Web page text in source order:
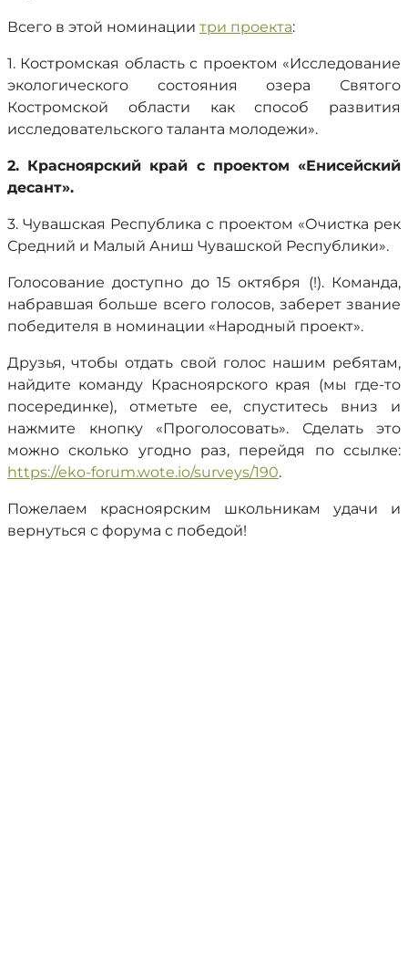
Всего в этой номинации три проекта:
1. Костромская область с проектом «Исследование
экологического состояния озера Святого
Костромской области как способ развития
исследовательского таланта молодежи».
2. Красноярский край с проектом «Енисейский
десант».
3. Чувашская Республика с проектом «Очистка рек
Средний и Малый Аниш Чувашской Республики».
Голосование доступно до 15 октября (!). Команда,
набравшая больше всего голосов, заберет звание
победителя в номинации «Народный проект».
Друзья, чтобы отдать свой голос нашим ребятам,
найдите команду Красноярского края (мы где-то
посерединке), отметьте ее, спуститесь вниз и
нажмите кнопку «Проголосовать». Сделать это
можно сколько угодно раз, перейдя по ссылке:
https://eko-forum.wote.io/surveys/190.
Пожелаем красноярским школьникам удачи и
вернуться с форума с победой!